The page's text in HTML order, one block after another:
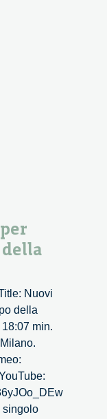
Nuovi
della
min.
singolo